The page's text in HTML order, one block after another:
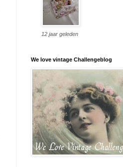
12 jaar geleden
We love vintage Challengeblog